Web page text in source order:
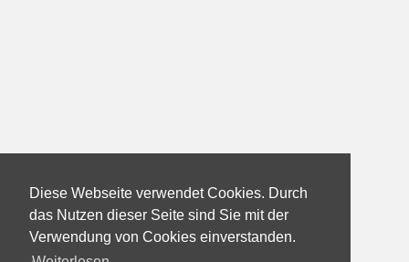
Diese Webseite verwendet Cookies. Durch
das Nutzen dieser Seite sind Sie mit der
Verwendung von Cookies einverstanden.